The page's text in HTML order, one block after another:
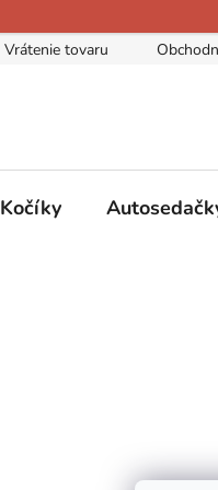
Vrátenie tovaru
Kočíky